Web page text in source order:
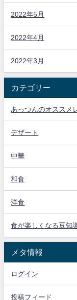
2022年5月
2022年4月
2022年3月
カテゴリー
あっつんのオススメ
デザート
中華
和食
洋食
食が楽しくなる豆知
メタ情報
ログイン
投稿フィード